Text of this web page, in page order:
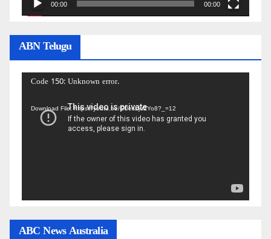
00:00 00:00
ABN Telugu
Video
Code 150: Unknown error.
Download File: https://youtu.be/EUesLjuZYo8?_=12
ABC News Australia